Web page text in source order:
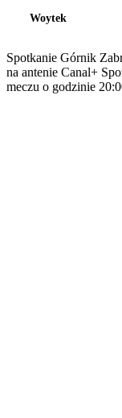
Woytek
Spotkanie Górnik
na antenie Canal+
meczu o godzinie